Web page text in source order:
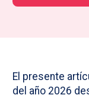
El presente
del año 2026